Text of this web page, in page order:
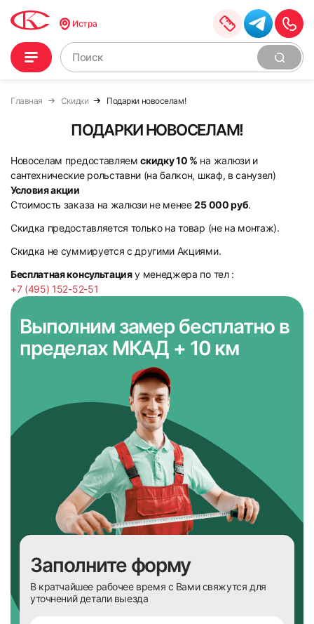
Истра
Главная Скидки Подарки новоселам!
ПОДАРКИ НОВОСЕЛАМ!
Новоселам предоставляемскидку 10 % на жалюзи и
сантехнические рольставни (на балкон, шкаф, в санузел)
Условия акции
Стоимость заказа на жалюзи не менее25 000 руб.
Скидка предоставляется только на товар (не на монтаж).
Скидка не суммируется с другими Акциями.
Бесплатная консультацияу менеджера по тел :
+7 (495) 152-52-51
Выполним замер бесплатно в
пределах МКАД + 10 км
Заполните форму
В кратчайшее рабочее время с Вами свяжутся для
уточнений детали выезда